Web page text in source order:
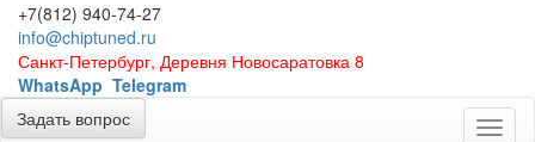
+7(812) 940-74-27
info@chiptuned.ru
Санкт-Петербург, Деревня Новосаратовка 8
WhatsApp Telegram
Меню
Задать вопрос